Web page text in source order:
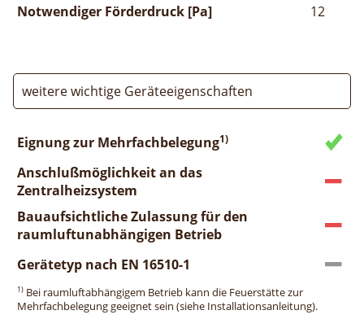
Notwendiger Förderdruck [Pa]
12
weitere wichtige Geräteeigenschaften
Eignung zur Mehrfachbelegung1)
Anschlußmöglichkeit an das
Zentralheizsystem
Bauaufsichtliche Zulassung für den
raumluftunabhängigen Betrieb
Gerätetyp nach EN 16510-1
1) Bei raumluftabhängigem Betrieb kann die Feuerstätte zur
Mehrfachbelegung geeignet sein (siehe Installationsanleitung).